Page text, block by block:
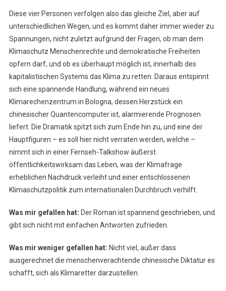
Diese vier Personen verfolgen also das gleiche Ziel, aber auf
unterschiedlichen Wegen, und es kommt daher immer wieder zu
Spannungen, nicht zuletzt aufgrund der Fragen, ob man dem
Klimaschutz Menschenrechte und demokratische Freiheiten
opfern darf, und ob es überhaupt möglich ist, innerhalb des
kapitalistischen Systems das Klima zu retten. Daraus entspinnt
sich eine spannende Handlung, während ein neues
Klimarechenzentrum in Bologna, dessen Herzstück ein
chinesischer Quantencomputer ist, alarmierende Prognosen
liefert. Die Dramatik spitzt sich zum Ende hin zu, und eine der
Hauptfiguren – es soll hier nicht verraten werden, welche –
nimmt sich in einer Fernseh-Talkshow äußerst
öffentlichkeitswirksam das Leben, was der Klimafrage
erheblichen Nachdruck verleiht und einer entschlossenen
Klimaschutzpolitik zum internationalen Durchbruch verhilft.
Was mir gefallen hat: Der Roman ist spannend geschrieben, und
gibt sich nicht mit einfachen Antworten zufrieden.
Was mir weniger gefallen hat: Nicht viel, außer dass
ausgerechnet die menschenverachtende chinesische Diktatur es
schafft, sich als Klimaretter darzustellen.